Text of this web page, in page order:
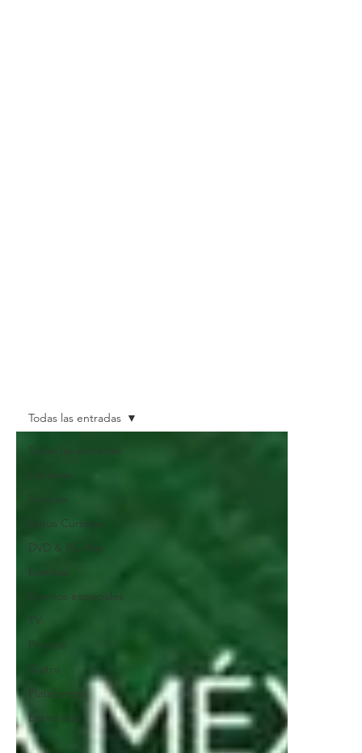
Todas las entradas
Estrenos
Noticias
Datos Curiosos
DVD & Blu-Ray
Eventos
Eventos especiales
TV
Promos
Teatro
Plataformas
Entrevistas
Todas las entradas